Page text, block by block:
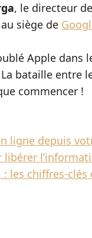
, le directeur
siège de
Apple dans
bataille entre
commencer !
ligne depuis
libérer
les chiffres-